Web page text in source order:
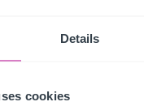
Details
cookies